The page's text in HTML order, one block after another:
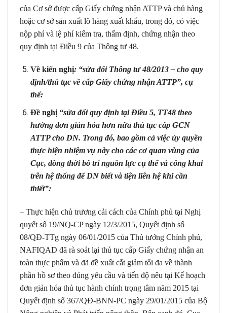
của Cơ sở được cấp Giấy chứng nhận ATTP và chủ hàng
hoặc cơ sở sản xuất lô hàng xuất khẩu, trong đó, có việc
nộp phí và lệ phí kiểm tra, thẩm định, chứng nhận theo
quy định tại Điều 9 của Thông tư 48.
Về kiến nghị: “sửa đổi Thông tư 48/2013 – cho quy
định/thủ tục về cấp Giấy chứng nhận ATTP”, cụ
thể:
Đề nghị“sửa đổi quy định tại Điều 5, TT48 theo
hướng đơn giản hóa hơn nữa thủ tục cấp GCN
ATTP cho DN. Trong đó, bao gồm cả việc ủy quyền
thực hiện nhiệm vụ này cho các cơ quan vùng của
Cục, đồng thời bố trí nguồn lực cụ thể và công khai
trên hệ thống để DN biết và tiện liên hệ khi cần
thiết”:
– Thực hiện chủ trương cải cách của Chính phủ tại Nghị
quyết số 19/NQ-CP ngày 12/3/2015, Quyết định số
08/QĐ-TTg ngày 06/01/2015 của Thủ tướng Chính phủ,
NAFIQAD đã rà soát lại thủ tục cấp Giấy chứng nhận an
toàn thực phẩm và đã đề xuất cắt giảm tối đa về thành
phần hồ sơ theo đúng yêu cầu và tiến độ nêu tại Kế hoạch
đơn giản hóa thủ tục hành chính trọng tâm năm 2015 tại
Quyết định số 367/QĐ-BNN-PC ngày 29/01/2015 của Bộ